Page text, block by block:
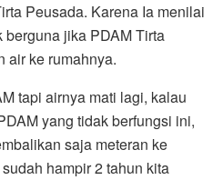
Peusada. Karena Ia menilai
jika PDAM Tirta
air ke rumahnya.
tapi airnya mati lagi, kalau
yang tidak berfungsi ini,
saja meteran ke
hampir 2 tahun kita